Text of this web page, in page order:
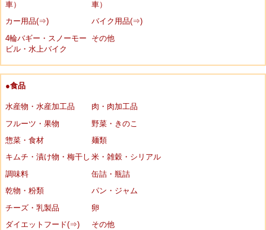
車）
車）
カー用品(⇒)
バイク用品(⇒)
4輪バギー・スノーモー
ビル・水上バイク
その他
●食品
水産物・水産加工品
肉・肉加工品
フルーツ・果物
野菜・きのこ
惣菜・食材
麺類
キムチ・漬け物・梅干し 米・雑穀・シリアル
調味料
缶詰・瓶詰
乾物・粉類
パン・ジャム
チーズ・乳製品
卵
ダイエットフード(⇒)
その他